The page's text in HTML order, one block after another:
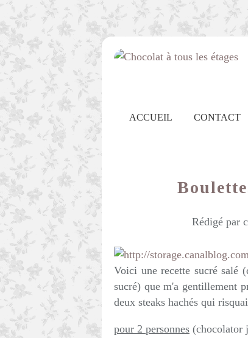
ACCUEIL CONTACT
Rédigé par
Voici une recette sucré salé
sucré) que m'a gentillement
deux steaks hachés qui
pour 2 personnes (chocolator